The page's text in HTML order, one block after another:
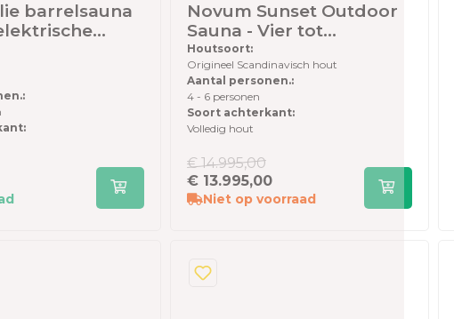
barrelsauna
-
- inclusief
en elzen
Novum Sunset Outdoor
Sauna - Vier tot
zespersoons -
Scandinavisch hout
Houtsoort:
Origineel Scandinavisch hout
Aantal personen.:
4 - 6 personen
Soort achterkant:
Volledig hout
€ 13.995,00
€ 14.995,00
Niet op voorraad